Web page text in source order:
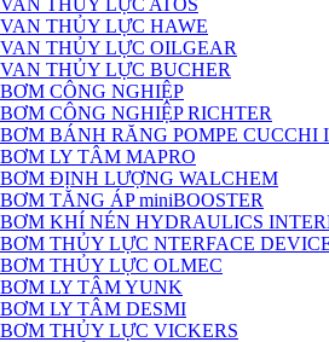
VAN THỦY LỰC ATOS
VAN THỦY LỰC HAWE
VAN THỦY LỰC OILGEAR
VAN THỦY LỰC BUCHER
BƠM CÔNG NGHIỆP
BƠM CÔNG NGHIỆP RICHTER
BƠM BÁNH RĂNG POMPE CUCCHI
BƠM LY TÂM MAPRO
BƠM ĐỊNH LƯỢNG WALCHEM
BƠM TĂNG ÁP miniBOOSTER
BƠM KHÍ NÉN HYDRAULICS
BƠM THỦY LỰC NTERFACE
BƠM THỦY LỰC OLMEC
BƠM LY TÂM YUNK
BƠM LY TÂM DESMI
BƠM THỦY LỰC VICKERS